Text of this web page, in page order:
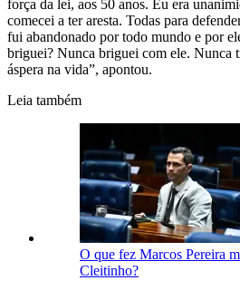
força da lei, aos 50 anos. Eu era
comecei a ter aresta. Todas para
fui abandonado por todo mundo e por
briguei? Nunca briguei com ele. Nunca
áspera na vida”, apontou.
Leia também
O que fez Marcos Pereira
Cleitinho?